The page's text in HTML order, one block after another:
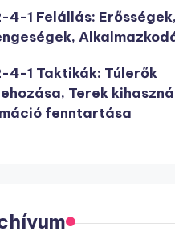
4-1 Felállás: Erősségek,
4-1 Taktikák: Túlerők
Terek
fenntartása